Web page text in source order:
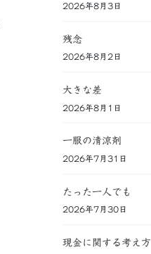
2026年8月3日
残念
2026年8月2日
大きな差
2026年8月1日
一服の清涼剤
2026年7月31日
たった一人でも
2026年7月30日
現金に関する考え方